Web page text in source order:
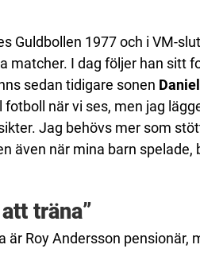
Guldbollen 1977 och i VM-
matcher. I dag följer han sitt
sedan tidigare sonen
fotboll när vi ses, men jag
Jag behövs mer som
även när mina barn
träna”
är Roy Andersson pensionär,